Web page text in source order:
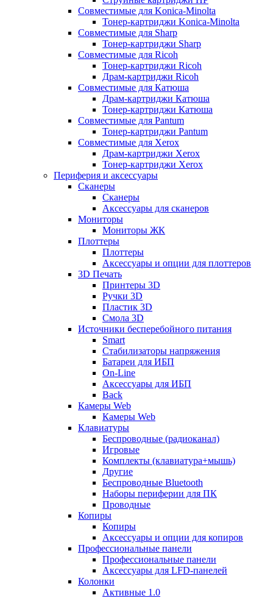
Совместимые для Konica-Minolta
Тонер-картриджи Konica-Minolta
Совместимые для Sharp
Тонер-картриджи Sharp
Совместимые для Ricoh
Тонер-картриджи Ricoh
Драм-картриджи Ricoh
Совместимые для Катюша
Драм-картриджи Катюша
Тонер-картриджи Катюша
Совместимые для Pantum
Тонер-картриджи Pantum
Совместимые для Xerox
Драм-картриджи Xerox
Тонер-картриджи Xerox
Периферия и аксессуары
Сканеры
Сканеры
Аксессуары для сканеров
Мониторы
Мониторы ЖК
Плоттеры
Плоттеры
Аксессуары и опции для плоттеров
3D Печать
Принтеры 3D
Ручки 3D
Пластик 3D
Смола 3D
Источники бесперебойного питания
Smart
Стабилизаторы напряжения
Батареи для ИБП
On-Line
Аксессуары для ИБП
Back
Камеры Web
Камеры Web
Клавиатуры
Беспроводные (радиоканал)
Игровые
Комплекты (клавиатура+мышь)
Другие
Беспроводные Bluetooth
Наборы периферии для ПК
Проводные
Копиры
Копиры
Аксессуары и опции для копиров
Профессиональные панели
Профессиональные панели
Аксессуары для LFD-панелей
Колонки
Активные 1.0